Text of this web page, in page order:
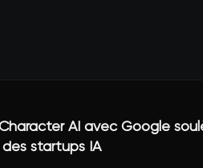
AI avec Google
startups IA